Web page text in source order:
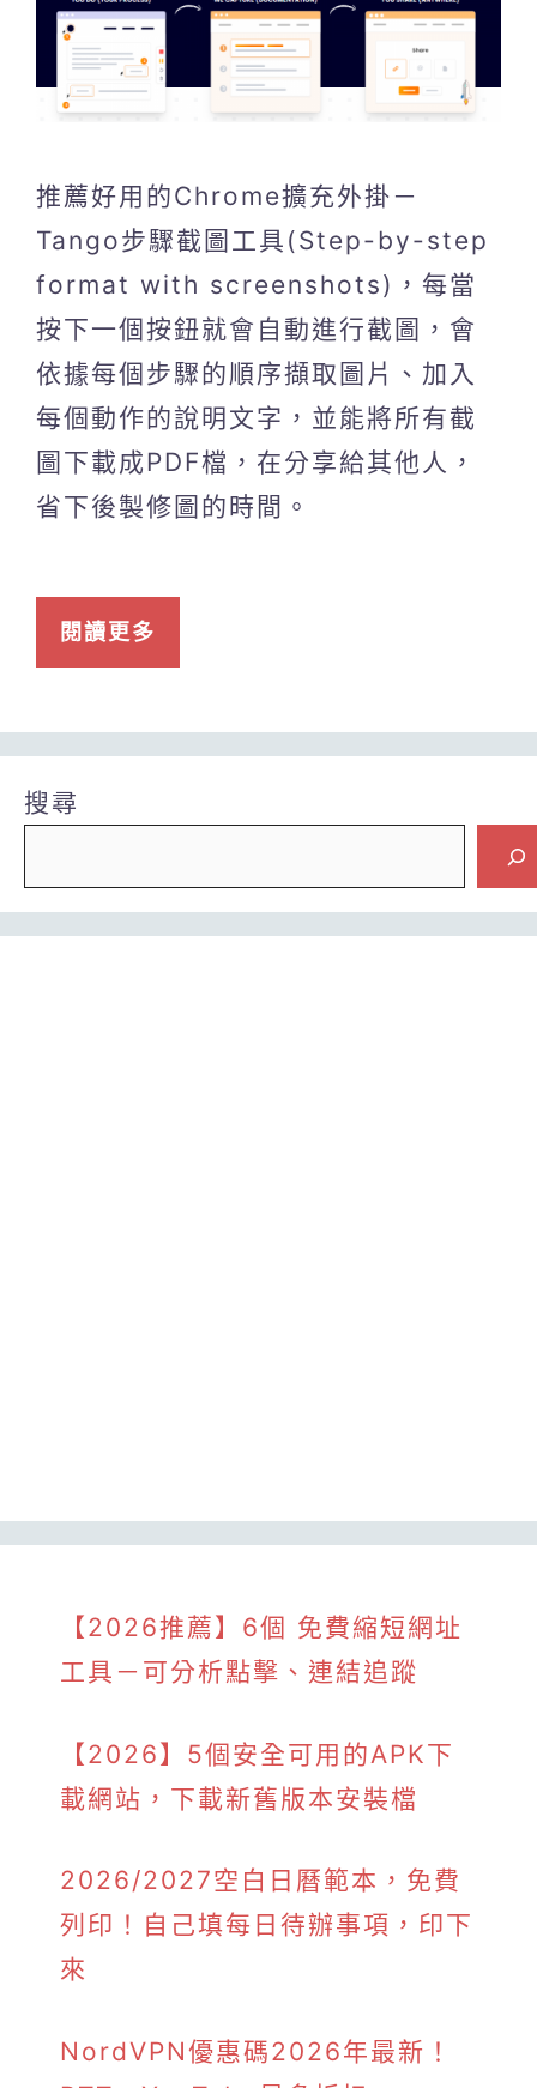
推薦好用的Chrome擴充外掛－
Tango步驟截圖工具(Step-by-step
format with screenshots)，每當
按下一個按鈕就會自動進行截圖，會
依據每個步驟的順序擷取圖片、加入
每個動作的說明文字，並能將所有截
圖下載成PDF檔，在分享給其他人，
省下後製修圖的時間。
閱讀更多
搜尋
【2026推薦】6個 免費縮短網址
工具－可分析點擊、連結追蹤
【2026】5個安全可用的APK下
載網站，下載新舊版本安裝檔
2026/2027空白日曆範本，免費
列印！自己填每日待辦事項，印下
來
NordVPN優惠碼2026年最新！